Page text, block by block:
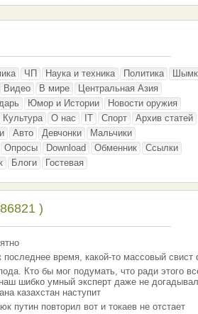
ЧП Наука и техника Политика
Видео В мире
Центральная Азия
Юмор и Истории
Новости оружия
Культура О нас IT Спорт
Архив статей
Авто Девчонки
Мальчики
Опросы Download Обменник
Ссылки
Блоги Гостевая
)
последнее время, какой-то массовый свист
Кто бы мог подумать, что ради этого
шибко умный эксперт даже не
казахстан наступит
путин повторил вот и токаев не отстает